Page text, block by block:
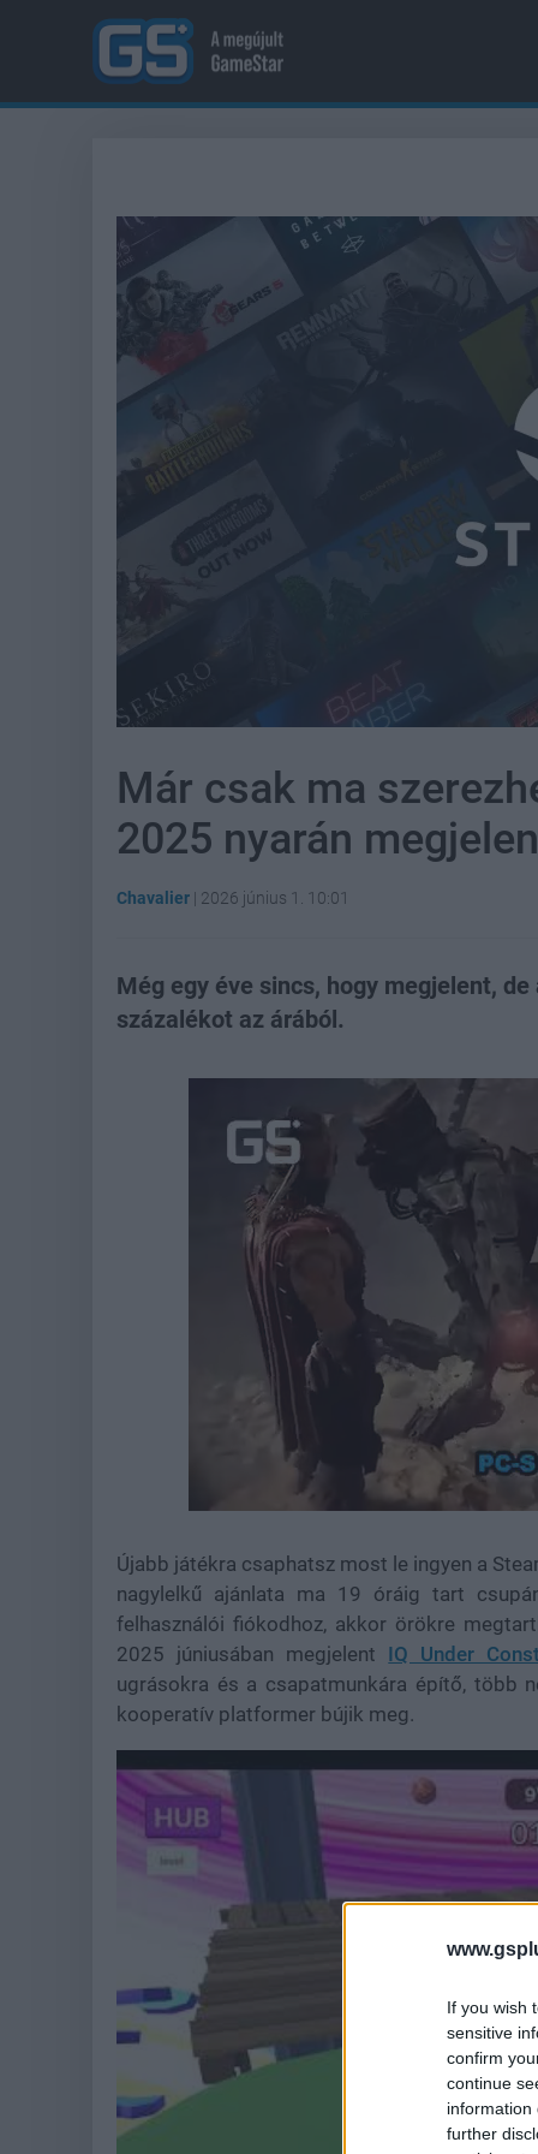
If you wish
sensitive
confirm
continue
information
further
Már csak ma
2025 nyarán
Chavalier | 2026 június 1. 10:01
Még egy éve sincs, hogy megjelent,
százalékot az árából.
44.57%
Újabb játékra csaphatsz most le ingyen a
nagylelkű ajánlata ma 19 óráig tart
felhasználói fiókodhoz, akkor örökre
2025 júniusában megjelent IQ Under
ugrásokra és a csapatmunkára építő, több
kooperatív platformer bújik meg.